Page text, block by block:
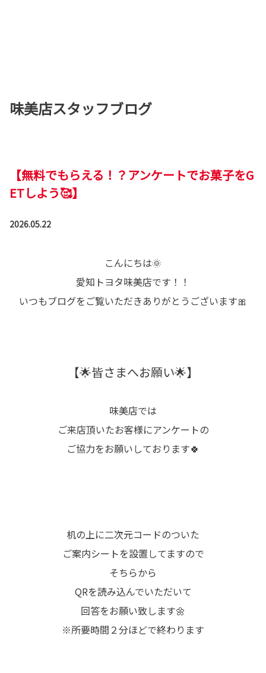
味美店スタッフブログ
【無料でもらえる！？アンケートでお菓子をG
ETしよう🥰】
2026.05.22
こんにちは🌞
愛知トヨタ味美店です！！
いつもブログをご覧いただきありがとうございます🎀
【🌟皆さまへお願い🌟】
味美店では
ご来店頂いたお客様にアンケートの
ご協力をお願いしております🍀
机の上に二次元コードのついた
ご案内シートを設置してますので
そちらから
QRを読み込んでいただいて
回答をお願い致します🌼
※所要時間２分ほどで終わります